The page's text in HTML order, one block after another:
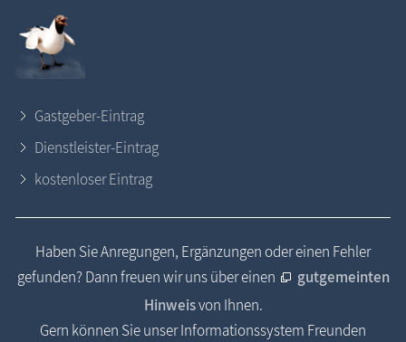
Gastgeber-Eintrag
Dienstleister-Eintrag
kostenloser Eintrag
Haben Sie Anregungen, Ergänzungen oder einen Fehler
gefunden? Dann freuen wir uns über einen
gutgemeinten
Hinweisvon Ihnen.
Gern können Sie unser Informationssystem Freunden